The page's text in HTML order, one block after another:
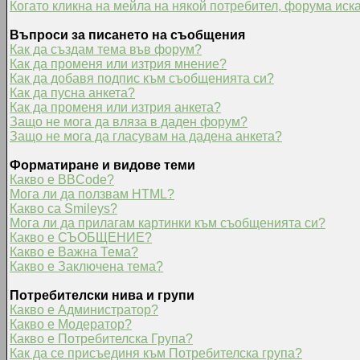
Когато кликна на мейла на някой потребител, форума
Въпроси за писането на съобщения
Как да създам тема във форум?
Как да променя или изтрия мнение?
Как да добавя подпис към съобщенията си?
Как да пусна анкета?
Как да променя или изтрия анкета?
Защо не мога да вляза в даден форум?
Защо не мога да гласувам на дадена анкета?
Форматиране и видове теми
Какво е BBCode?
Мога ли да ползвам HTML?
Какво са Smileys?
Мога ли да прилагам картинки към съобщенията си?
Какво е СЪОБЩЕНИЕ?
Какво е Важна Тема?
Какво е Заключена тема?
Потребителски нива и групи
Какво е Администратор?
Какво е Модератор?
Какво е Потребителска Група?
Как да се присъединя към Потребителска група?